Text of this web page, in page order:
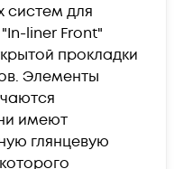
систем для
liner Front"
прокладки
Элементы
имеют
глянцевую